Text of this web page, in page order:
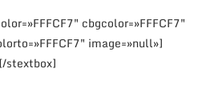
cbgcolor=»FFFCF7″
image=»null»]
[/stextbox]